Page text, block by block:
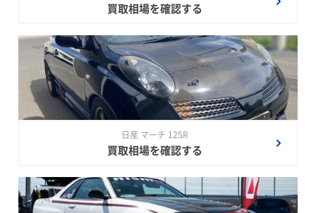
買取相場を確認する
日産 マーチ 12SR
買取相場を確認する